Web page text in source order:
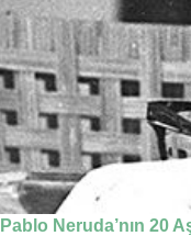
Pablo Neruda’nın 20